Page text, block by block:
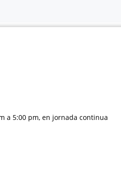
a 5:00 pm, en jornada continua